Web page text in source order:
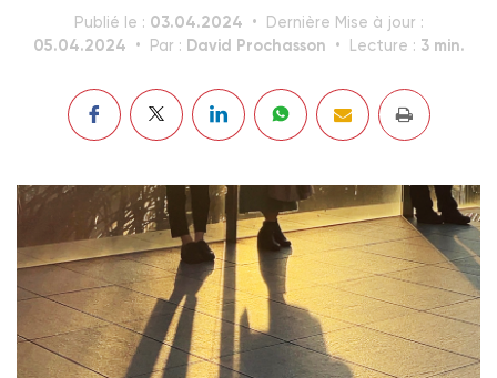
Publié le : 03.04.2024 Dernière Mise à jour :
05.04.2024 Par : David Prochasson Lecture : 3 min.